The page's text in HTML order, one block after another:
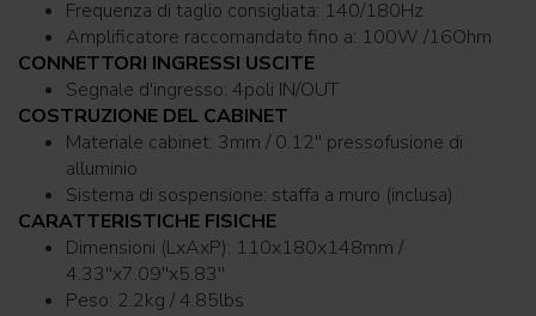
Frequenza di taglio consigliata: 140/180Hz
Amplificatore raccomandato fino a: 100W /16Ohm
CONNETTORI INGRESSI USCITE
Segnale d'ingresso: 4poli IN/OUT
COSTRUZIONE DEL CABINET
Materiale cabinet: 3mm / 0.12'' pressofusione di
alluminio
Sistema di sospensione: staffa a muro (inclusa)
CARATTERISTICHE FISICHE
Dimensioni (LxAxP): 110x180x148mm /
4.33''x7.09''x5.83''
Peso: 2.2kg / 4.85lbs